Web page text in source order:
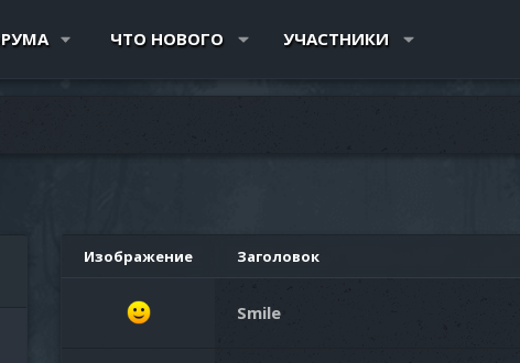
ЧТО НОВОГО УЧАСТНИКИ
Изображение Заголовок
Smile